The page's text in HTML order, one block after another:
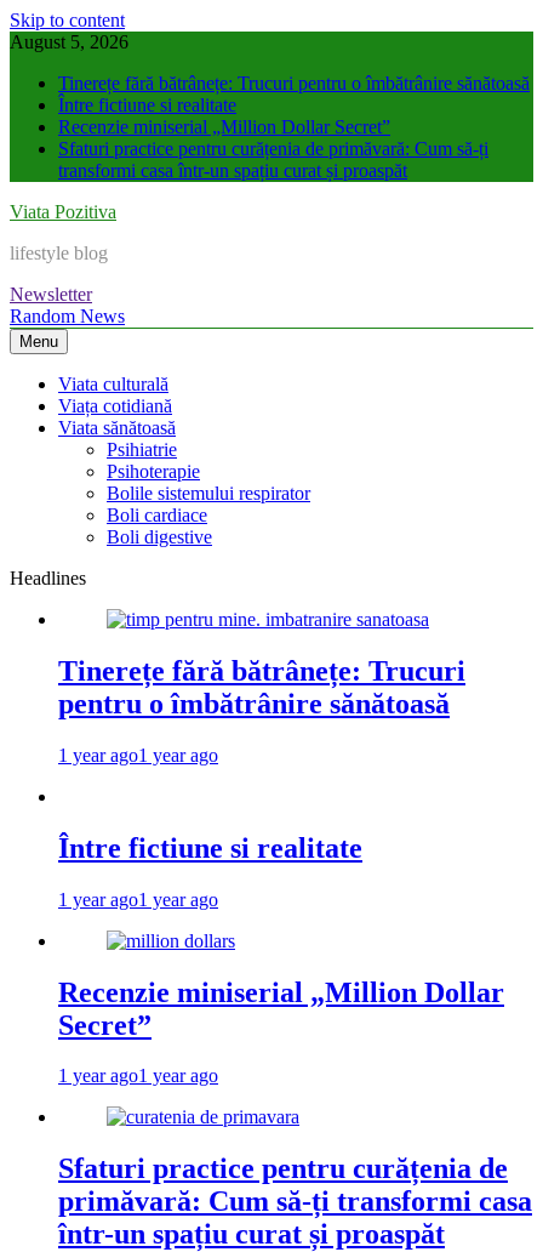
Skip to content
August 5, 2026
Tinerețe fără bătrânețe: Trucuri pentru o îmbătrânire sănătoasă
Între fictiune si realitate
Recenzie miniserial „Million Dollar Secret”
Sfaturi practice pentru curățenia de primăvară: Cum să-ți
transformi casa într-un spațiu curat și proaspăt
Viata Pozitiva
lifestyle blog
Newsletter
Random News
Menu
Viata culturală
Viața cotidiană
Viata sănătoasă
Psihiatrie
Psihoterapie
Bolile sistemului respirator
Boli cardiace
Boli digestive
Headlines
Tinerețe fără bătrânețe: Trucuri
pentru o îmbătrânire sănătoasă
1 year ago1 year ago
Între fictiune si realitate
1 year ago1 year ago
Recenzie miniserial „Million Dollar
Secret”
1 year ago1 year ago
Sfaturi practice pentru curățenia de
primăvară: Cum să-ți transformi casa
într-un spațiu curat și proaspăt